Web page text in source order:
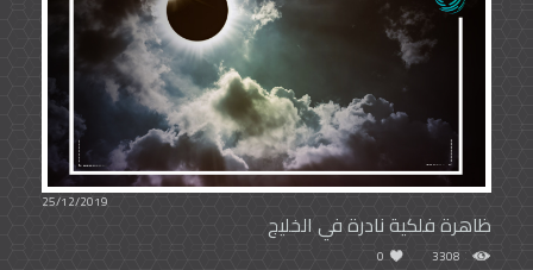
25/12/2019
ظاهرة فلكية نادرة في الخليج
3308
0